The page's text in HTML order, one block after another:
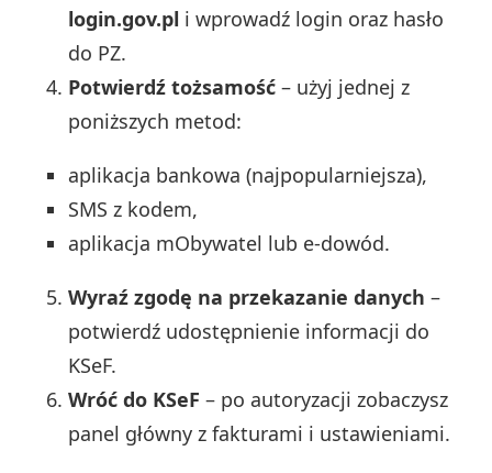
login.gov.pl i wprowadź login oraz hasło
do PZ.
Potwierdź tożsamość – użyj jednej z
poniższych metod:
aplikacja bankowa (najpopularniejsza),
SMS z kodem,
aplikacja mObywatel lub e-dowód.
Wyraź zgodę na przekazanie danych –
potwierdź udostępnienie informacji do
KSeF.
Wróć do KSeF – po autoryzacji zobaczysz
panel główny z fakturami i ustawieniami.